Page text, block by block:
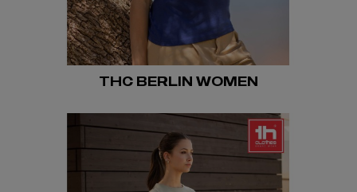
THC BERLIN WOMEN